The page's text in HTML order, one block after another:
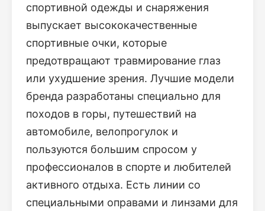
спортивной одежды и снаряжения
выпускает высококачественные
спортивные очки, которые
предотвращают травмирование глаз
или ухудшение зрения. Лучшие модели
бренда разработаны специально для
походов в горы, путешествий на
автомобиле, велопрогулок и
пользуются большим спросом у
профессионалов в спорте и любителей
активного отдыха. Есть линии со
специальными оправами и линзами для